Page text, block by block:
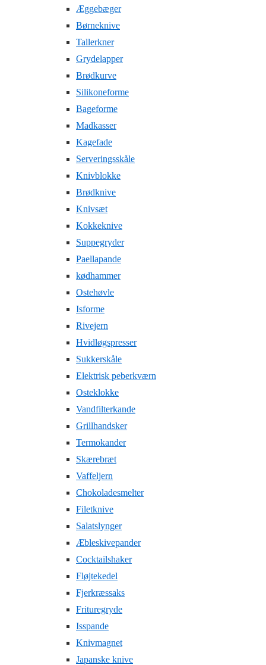
Æggebæger
Børneknive
Tallerkner
Grydelapper
Brødkurve
Silikoneforme
Bageforme
Madkasser
Kagefade
Serveringsskåle
Knivblokke
Brødknive
Knivsæt
Kokkeknive
Suppegryder
Paellapande
kødhammer
Ostehøvle
Isforme
Rivejern
Hvidløgspresser
Sukkerskåle
Elektrisk peberkværn
Osteklokke
Vandfilterkande
Grillhandsker
Termokander
Skærebræt
Vaffeljern
Chokoladesmelter
Filetknive
Salatslynger
Æbleskivepander
Cocktailshaker
Fløjtekedel
Fjerkræssaks
Frituregryde
Isspande
Knivmagnet
Japanske knive